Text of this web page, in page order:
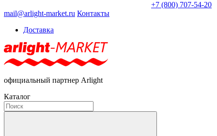
+7 (800) 707-54-20
mail@arlight-market.ru Контакты
Доставка
официальный партнер Arlight
Каталог